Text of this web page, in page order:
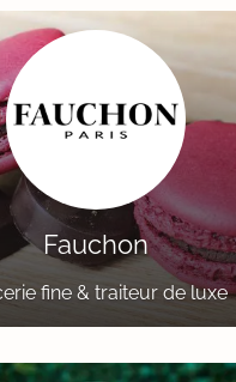
Fauchon
fine & traiteur de luxe